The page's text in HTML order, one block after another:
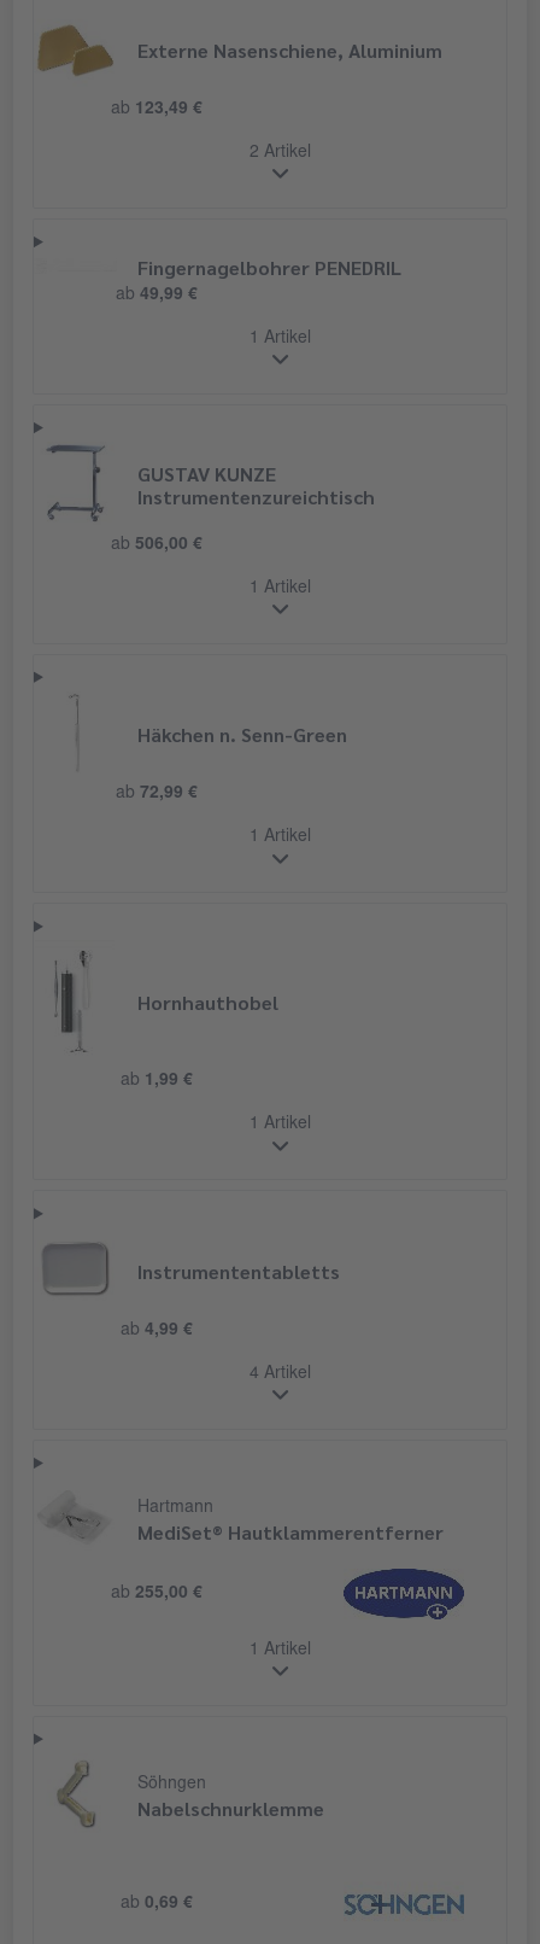
Externe Nasenschiene, Aluminium
ab 123,49 €
2 Artikel
Fingernagelbohrer PENEDRIL
ab 49,99 €
1 Artikel
GUSTAV KUNZE
Instrumentenzureichtisch
ab 506,00 €
1 Artikel
Häkchen n. Senn-Green
ab 72,99 €
1 Artikel
Hornhauthobel
ab 1,99 €
1 Artikel
Instrumententabletts
ab 4,99 €
4 Artikel
Hartmann
MediSet® Hautklammerentferner
ab 255,00 €
1 Artikel
Söhngen
Nabelschnurklemme
ab 0,69 €